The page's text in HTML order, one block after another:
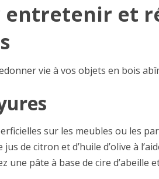
entretenir et
vie à vos objets en bois
sur les meubles ou les
de citron et d’huile d’olive à
une pâte à base de cire d’abeille